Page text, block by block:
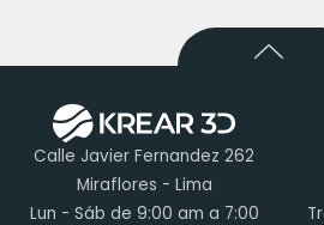
canjeados por diversos
por Krear 3D.
Para formar parte del
de Krear 3D deberán
La inscripción en el
mediante el registro en
Calle Javier Fernandez 262
Miraflores - Lima
Lun - Sáb de 9:00 am a 7:00